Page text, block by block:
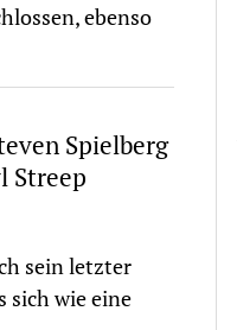
ebenso
Spielberg
Streep
sein letzter
sich wie eine